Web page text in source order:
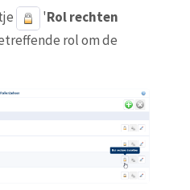
'Rol rechten
rol om de